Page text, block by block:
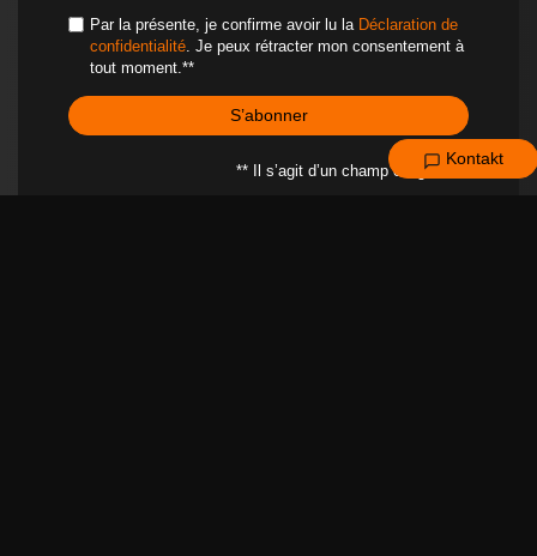
Kontakt
Par la présente, je confirme avoir lu la Déclaration de
confidentialité. Je peux rétracter mon consentement à
tout moment.**
S’abonner
** Il s’agit d’un champ obligatoire.